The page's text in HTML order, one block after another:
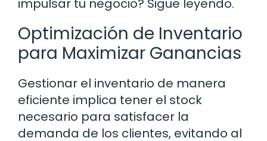
impulsar tu negocio? Sigue leyendo.
Optimización de Inventario
para Maximizar Ganancias
Gestionar el inventario de manera
eficiente implica tener el stock
necesario para satisfacer la
demanda de los clientes, evitando al